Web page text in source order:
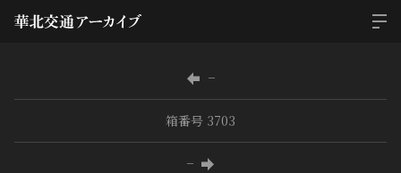
−
箱番号 3703
−